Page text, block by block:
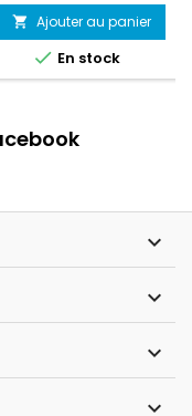
 Ajouter au panier
 En stock



